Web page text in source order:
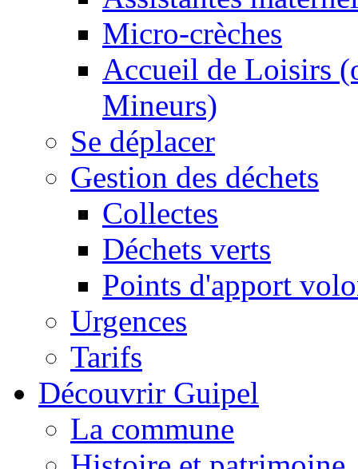
Micro-crèches
Accueil de Loisirs
Mineurs)
Se déplacer
Gestion des déchets
Collectes
Déchets verts
Points d'apport
Urgences
Tarifs
Découvrir Guipel
La commune